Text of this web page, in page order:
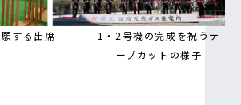
する出席
1・2号機の完成を祝うテ
ープカットの様子